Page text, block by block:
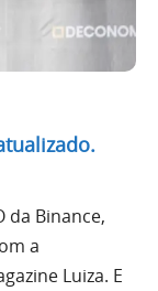
da Binance,
a
Luiza. E